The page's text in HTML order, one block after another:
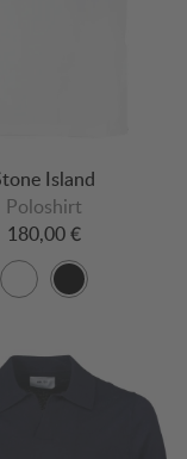
Island
Poloshirt
180,00 €